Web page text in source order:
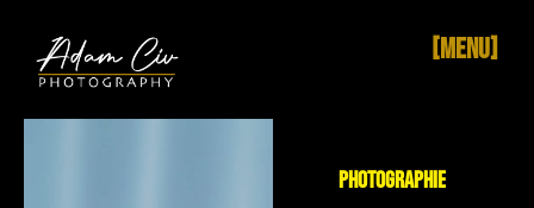
[MENU]
PHOTOGRAPHIE